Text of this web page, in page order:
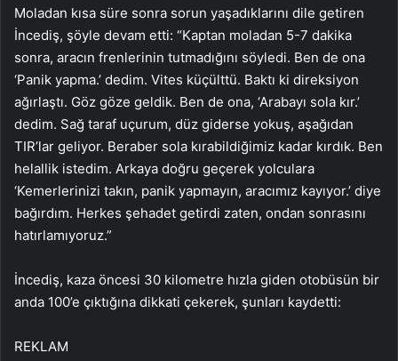
Moladan kısa süre sonra sorun yaşadıklarını dile getiren
İncediş, şöyle devam etti: “Kaptan moladan 5-7 dakika
sonra, aracın frenlerinin tutmadığını söyledi. Ben de ona
‘Panik yapma.’ dedim. Vites küçülttü. Baktı ki direksiyon
ağırlaştı. Göz göze geldik. Ben de ona, ‘Arabayı sola kır.’
dedim. Sağ taraf uçurum, düz giderse yokuş, aşağıdan
TIR’lar geliyor. Beraber sola kırabildiğimiz kadar kırdık. Ben
helallik istedim. Arkaya doğru geçerek yolculara
‘Kemerlerinizi takın, panik yapmayın, aracımız kayıyor.’ diye
bağırdım. Herkes şehadet getirdi zaten, ondan sonrasını
hatırlamıyoruz.”
İncediş, kaza öncesi 30 kilometre hızla giden otobüsün bir
anda 100’e çıktığına dikkati çekerek, şunları kaydetti:
REKLAM